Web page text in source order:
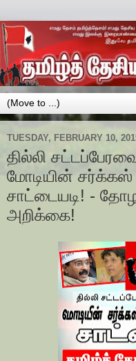
TUESDAY, FEBRUARY 10,
தில்லி
மோடியின் சர்க்கஸ்
சாட்டையடி! -
அறிக்கை!